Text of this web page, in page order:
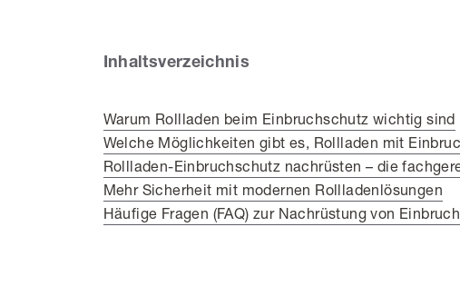
Inhaltsverzeichnis
Warum Rollladen beim Einbruchschutz wichtig sind
Welche Möglichkeiten gibt es, Rollladen mit
Rollladen-Einbruchschutz nachrüsten – die
Mehr Sicherheit mit modernen Rollladenlösungen
Häufige Fragen (FAQ) zur Nachrüstung von